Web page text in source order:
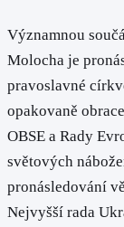
Významnou
Molocha je
pravoslavné
opakovaně
OBSE a Rady
světových
pronásledování
Nejvyšší rada